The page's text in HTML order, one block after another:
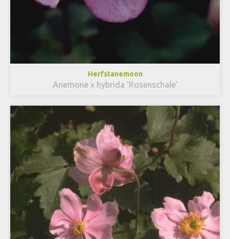
Herfstanemoon
Anemone x hybrida 'Rosenschale'